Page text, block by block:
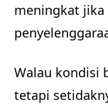
meningkat
Walau kondisi
tetapi